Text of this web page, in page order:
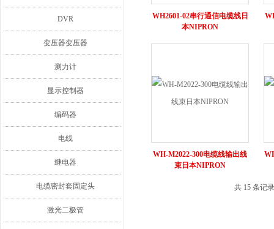
DVR
变压器变压器
测力计
显示控制器
编码器
电线
继电器
电缆密封套固定头
激光二极管
WH2601-02串行通信电缆线日
本NIPRON
WH-M2022-300电缆线输出线
束日本NIPRON
共 15 条记